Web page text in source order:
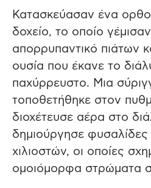
Κατασκεύασαν ένα
δοχείο, το οποίο
απορρυπαντικό πιάτων
ουσία που έκανε το
παχύρρευστο. Μια
τοποθετήθηκε στον
διοχέτευσε αέρα στο
δημιούργησε φυσαλίδες
χιλιοστών, οι οποίες
ομοιόμορφα στρώματα